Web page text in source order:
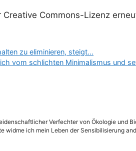
Commons-Lizenz
zu eliminieren, steigt…
vom schlichten Minimalismus und
Verfechter von Ökologie und
widme ich mein Leben der Sensibilisierung